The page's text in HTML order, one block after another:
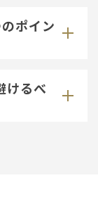
ポイン
けるべ